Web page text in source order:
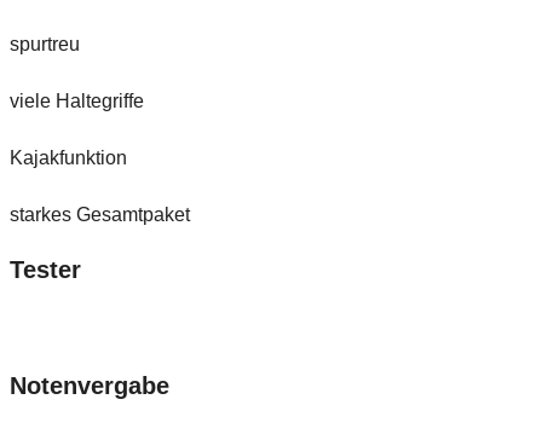
spurtreu
viele Haltegriffe
Kajakfunktion
starkes Gesamtpaket
Tester
Notenvergabe